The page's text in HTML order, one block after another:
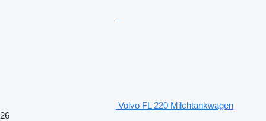
Volvo FL 220 Milchtankwagen
26